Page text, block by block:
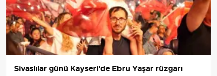
Sivaslılar günü Kayseri'de Ebru Yaşar rüzgarı